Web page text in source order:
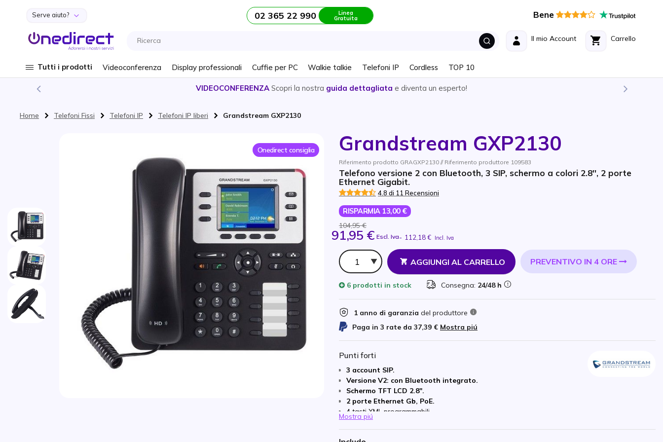
Salta al contenuto
Serve aiuto? 02 365 22 990 Linea
Gratuita Bene
Carrello
Il mio Account
Tutti i prodotti Videoconferenza Display professionali Cuffie per PC Walkie talkie Telefoni IP Cordless TOP 10
VIDEOCONFERENZA Scopri la nostra guida dettagliata e diventa un esperto!
Home Telefoni Fissi Telefoni IP Telefoni IP liberi Grandstream GXP2130
Grandstream GXP2130
Riferimento prodotto GRAGXP2130 // Riferimento produttore 109583
Telefono versione 2 con Bluetooth, 3 SIP, schermo a colori 2.8'', 2 porte
Ethernet Gigabit.
4.8 di 11 Recensioni
RISPARMIA 13,00 €
104,95 €
91,95 € Escl. Iva- 112,18 € Incl. Iva
Qtà
AGGIUNGI AL CARRELLO PREVENTIVO IN 4 ORE
6 prodotti in stock Consegna: 24/48 h
1 anno di garanzia del produttore
Paga in 3 rate da 37,39 € Mostra piú
Punti forti
3 account SIP.
Versione V2: con Bluetooth integrato.
Schermo TFT LCD 2.8''.
2 porte Ethernet Gb, PoE.
4 tasti XML programmabili.
Audioconferenza a 5 vie.
Suono in HD.
Mostra piú
Onedirect consiglia